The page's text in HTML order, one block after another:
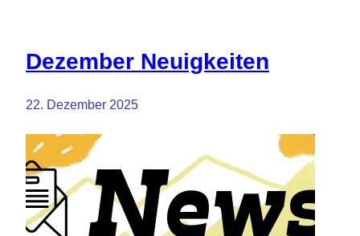
Dezember Neuigkeiten
22. Dezember 2025